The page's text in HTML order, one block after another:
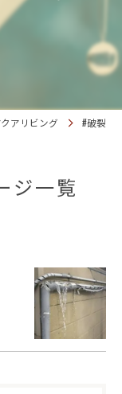
アリビング #破裂
ジ一覧